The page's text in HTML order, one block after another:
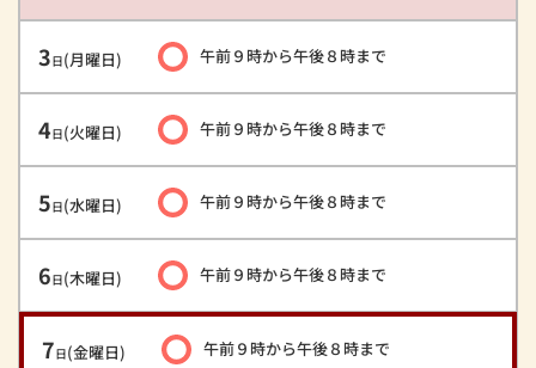
3日(月曜日) 午前９時から午後８時まで
4日(火曜日) 午前９時から午後８時まで
5日(水曜日) 午前９時から午後８時まで
6日(木曜日) 午前９時から午後８時まで
7日(金曜日) 午前９時から午後８時まで